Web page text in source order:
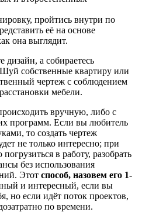
пройтись внутри по
её на основе
она выглядит.
дизайн, а собираетесь
собственные квартиру или
чертеж с соблюдением
мебели.
вручную, либо с
программ. Если вы любитель
то создать чертеж
не только интересно; при
в работу, разобрать
без использования
Этот способ, назовем его 1-
и интересный, если вы
но если идёт поток проектов,
по времени.